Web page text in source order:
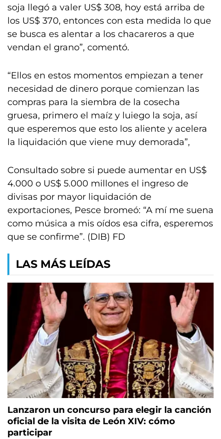
soja llegó a valer US$ 308, hoy está arriba de
los US$ 370, entonces con esta medida lo que
se busca es alentar a los chacareros a que
vendan el grano”, comentó.
“Ellos en estos momentos empiezan a tener
necesidad de dinero porque comienzan las
compras para la siembra de la cosecha
gruesa, primero el maíz y luiego la soja, así
que esperemos que esto los aliente y acelera
la liquidación que viene muy demorada”,
Consultado sobre si puede aumentar en US$
4.000 o US$ 5.000 millones el ingreso de
divisas por mayor liquidación de
exportaciones, Pesce bromeó: “A mí me suena
como música a mis oídos esa cifra, esperemos
que se confirme”. (DIB) FD
LAS MÁS LEÍDAS
Lanzaron un concurso para elegir la canción
oficial de la visita de León XIV: cómo
participar